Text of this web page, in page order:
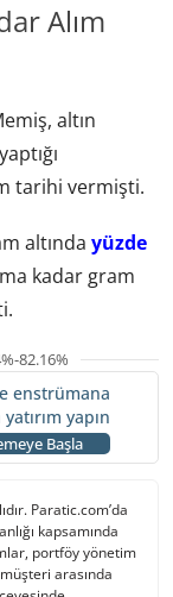
Alım
altın
tarihi vermişti.
altında yüzde
kadar gram
82.16%
enstrümana
yapın
Başla
Paratic.com’da
kapsamında
portföy yönetim
arasında